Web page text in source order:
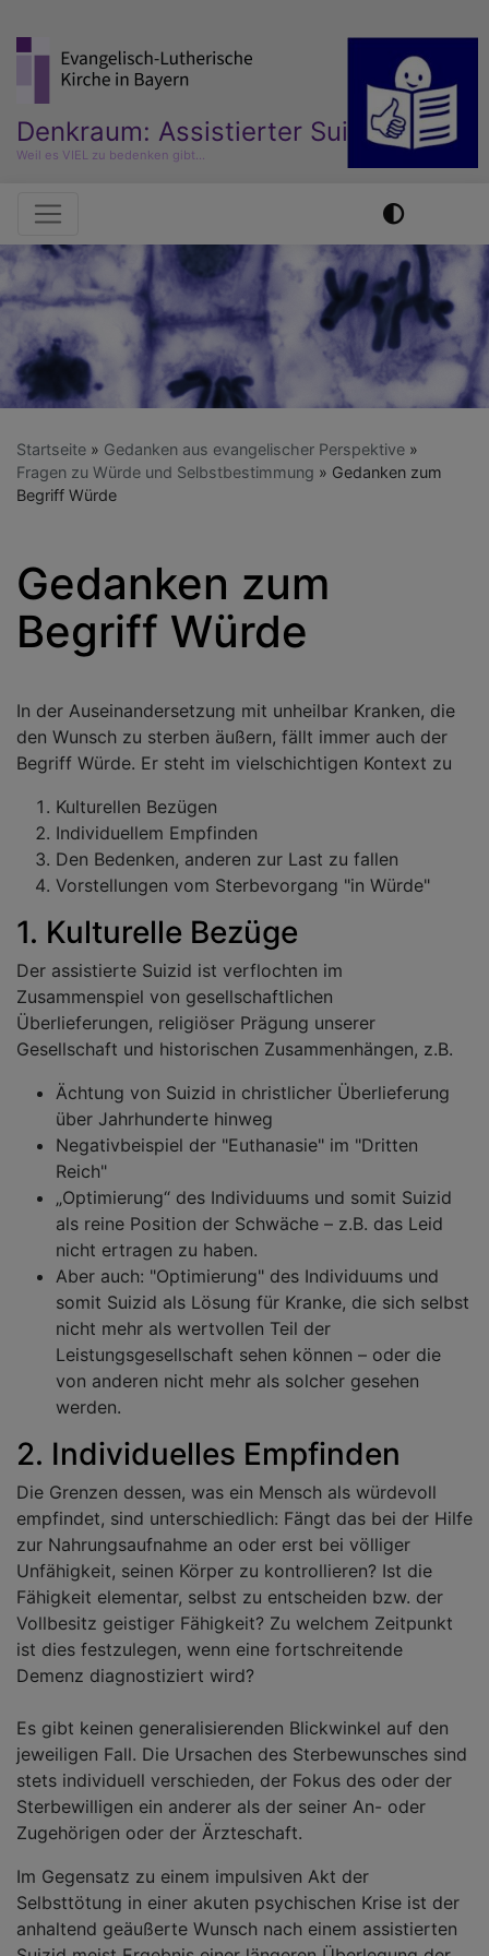
zum
Denkraum: Assistierter Suizid
Weil es VIEL zu bedenken gibt...
Hauptnavigation
Startseite
Gedanken aus evangelischer Perspektive
Fragen zu Würde und Selbstbestimmung
Gedanken zum
Begriff Würde
Gedanken zum
Begriff Würde
In der Auseinandersetzung mit unheilbar Kranken, die
den Wunsch zu sterben äußern, fällt immer auch der
Begriff Würde. Er steht im vielschichtigen Kontext zu
Kulturellen Bezügen
Individuellem Empfinden
Den Bedenken, anderen zur Last zu fallen
Vorstellungen vom Sterbevorgang "in Würde"
1. Kulturelle Bezüge
Der assistierte Suizid ist verflochten im
Zusammenspiel von gesellschaftlichen
Überlieferungen, religiöser Prägung unserer
Gesellschaft und historischen Zusammenhängen, z.B.
Ächtung von Suizid in christlicher Überlieferung
über Jahrhunderte hinweg
Negativbeispiel der "Euthanasie" im "Dritten
Reich"
„Optimierung“ des Individuums und somit Suizid
als reine Position der Schwäche – z.B. das Leid
nicht ertragen zu haben.
Aber auch: "Optimierung" des Individuums und
somit Suizid als Lösung für Kranke, die sich selbst
nicht mehr als wertvollen Teil der
Leistungsgesellschaft sehen können – oder die
von anderen nicht mehr als solcher gesehen
werden.
2. Individuelles Empfinden
Die Grenzen dessen, was ein Mensch als würdevoll
empfindet, sind unterschiedlich: Fängt das bei der Hilfe
zur Nahrungsaufnahme an oder erst bei völliger
Unfähigkeit, seinen Körper zu kontrollieren? Ist die
Fähigkeit elementar, selbst zu entscheiden bzw. der
Vollbesitz geistiger Fähigkeit? Zu welchem Zeitpunkt
ist dies festzulegen, wenn eine fortschreitende
Demenz diagnostiziert wird?
Es gibt keinen generalisierenden Blickwinkel auf den
jeweiligen Fall. Die Ursachen des Sterbewunsches sind
stets individuell verschieden, der Fokus des oder der
Sterbewilligen ein anderer als der seiner An- oder
Zugehörigen oder der Ärzteschaft.
Im Gegensatz zu einem impulsiven Akt der
Selbsttötung in einer akuten psychischen Krise ist der
anhaltend geäußerte Wunsch nach einem assistierten